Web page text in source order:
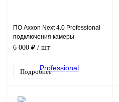
ПО Axxon Next 4.0 Professional
подключения камеры
Программное обеспечение
6 000 ₽ / шт
Подробнее